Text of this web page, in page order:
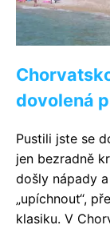
dovolená
Pustili jste se
jen bezradně
došly nápady
„upíchnout“,
klasiku. V